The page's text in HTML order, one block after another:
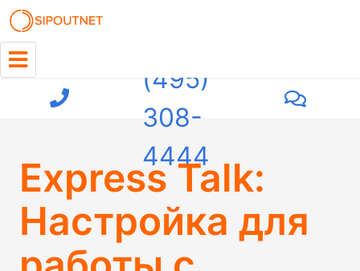
(495)
308-
4444
Express Talk:
Настройка для